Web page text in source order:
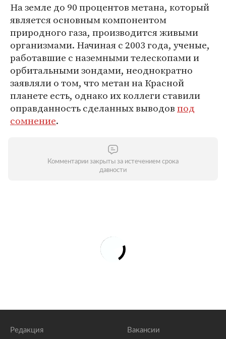
На земле до 90 процентов метана, который
является основным компонентом
природного газа, производится живыми
организмами. Начиная с 2003 года, ученые,
работавшие с наземными телескопами и
орбитальными зондами, неоднократно
заявляли о том, что метан на Красной
планете есть, однако их коллеги ставили
оправданность сделанных выводовпод
сомнение.
Комментарии закрыты за истечением срока
давности
Редакция Вакансии